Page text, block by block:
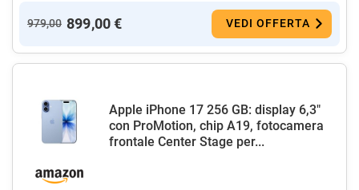
979,00 899,00 € VEDI OFFERTA
Apple iPhone 17 256 GB: display 6,3"
con ProMotion, chip A19, fotocamera
frontale Center Stage per...